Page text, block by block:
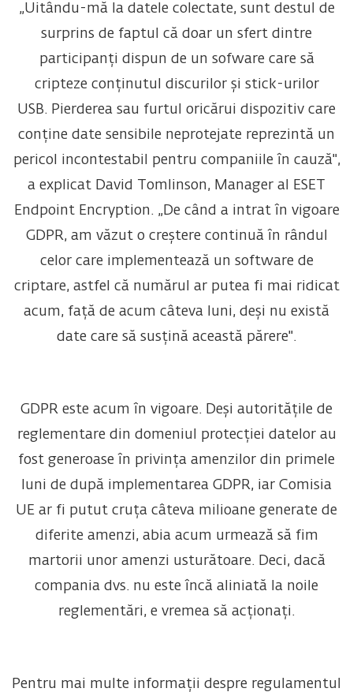
„Uitându-mă la datele colectate, sunt destul de
surprins de faptul că doar un sfert dintre
participanți dispun de un sofware care să
cripteze conținutul discurilor și stick-urilor
USB. Pierderea sau furtul oricărui dispozitiv care
conține date sensibile neprotejate reprezintă un
pericol incontestabil pentru companiile în cauză",
a explicat David Tomlinson, Manager al ESET
Endpoint Encryption. „De când a intrat în vigoare
GDPR, am văzut o creștere continuă în rândul
celor care implementează un software de
criptare, astfel că numărul ar putea fi mai ridicat
acum, față de acum câteva luni, deși nu există
date care să susțină această părere".
GDPR este acum în vigoare. Deși autoritățile de
reglementare din domeniul protecției datelor au
fost generoase în privința amenzilor din primele
luni de după implementarea GDPR, iar Comisia
UE ar fi putut cruța câteva milioane generate de
diferite amenzi, abia acum urmează să fim
martorii unor amenzi usturătoare. Deci, dacă
compania dvs. nu este încă aliniată la noile
reglementări, e vremea să acționați.
Pentru mai multe informații despre regulamentul